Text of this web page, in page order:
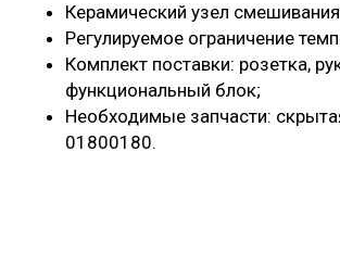
Керамический узел
Регулируемое ограничение
Комплект поставки: розетка,
функциональный блок;
Необходимые запчасти:
01800180.